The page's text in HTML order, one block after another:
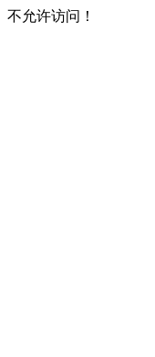
不允许访问！